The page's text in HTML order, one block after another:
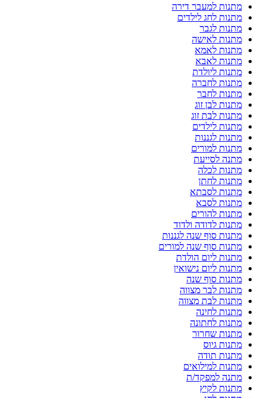
מתנות למעבר דירה
מתנות לחג לילדים
מתנות לגבר
מתנות לאישה
מתנות לאמא
מתנות לאבא
מתנות ליולדת
מתנות לחברה
מתנות לחבר
מתנות לבן זוג
מתנות לבת זוג
מתנות לילדים
מתנות לגננות
מתנות למורים
מתנה לסייעת
מתנות לכלה
מתנות לחתן
מתנות לסבתא
מתנות לסבא
מתנות להורים
מתנות לדודה ולדוד
מתנות סוף שנה לגננות
מתנות סוף שנה למורים
מתנות ליום הולדת
מתנות ליום נישואין
מתנות סוף שנה
מתנות לבר מצווה
מתנות לבת מצווה
מתנות לחינה
מתנות לחתונה
מתנות שחרור
מתנות גיוס
מתנות תודה
מתנות למילואים
מתנה למפקד/ת
מתנות לקיץ